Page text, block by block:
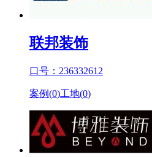
联邦装饰
口号：236332612
案例(0)工地(0)